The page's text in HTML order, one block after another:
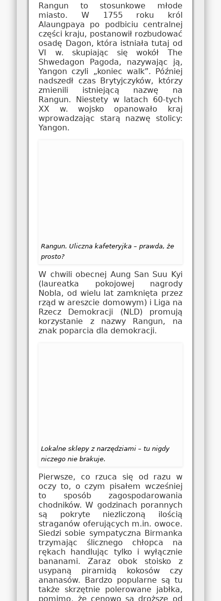
Rangun to stosunkowe młode
miasto. W 1755 roku król
Alaungpaya po podbiciu centralnej
części kraju, postanowił rozbudować
osadę Dagon, która istniała tutaj od
VI w. skupiając się wokół The
Shwedagon Pagoda, nazywając ją,
Yangon czyli „koniec walk”. Później
nadszedł czas Brytyjczyków, którzy
zmienili istniejącą nazwę na
Rangun. Niestety w latach 60-tych
XX w. wojsko opanowało kraj
wprowadzając starą nazwę stolicy:
Yangon.
Rangun. Uliczna kafeteryjka – prawda, że
prosto?
W chwili obecnej Aung San Suu Kyi
(laureatka pokojowej nagrody
Nobla, od wielu lat zamknięta przez
rząd w areszcie domowym) i Liga na
Rzecz Demokracji (NLD) promują
korzystanie z nazwy Rangun, na
znak poparcia dla demokracji.
Lokalne sklepy z narzędziami – tu nigdy
niczego nie brakuje.
Pierwsze, co rzuca się od razu w
oczy to, o czym pisałem wcześniej
to sposób zagospodarowania
chodników. W godzinach porannych
są pokryte niezliczoną ilością
straganów oferujących m.in. owoce.
Siedzi sobie sympatyczna Birmanka
trzymając ślicznego chłopca na
rękach handlując tylko i wyłącznie
bananami. Zaraz obok stoisko z
usypaną piramidą kokosów czy
ananasów. Bardzo popularne są tu
także skrzętnie polerowane jabłka,
pomimo, że cenowo są droższe od